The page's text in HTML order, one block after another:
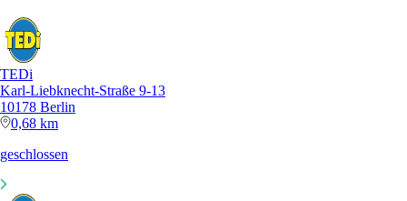
TEDi
Karl-Liebknecht-Straße 9-13
10178 Berlin
0,68 km
geschlossen